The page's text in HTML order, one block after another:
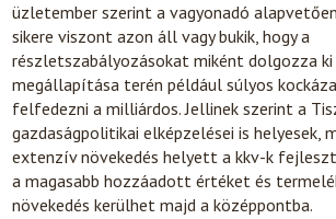
üzletember szerint a vagyonadó
sikere viszont azon áll vagy bukik, hogy a
részletszabályozásokat miként dolgozza ki
megállapítása terén például súlyos
felfedezni a milliárdos. Jellinek szerint a
gazdaságpolitikai elképzelései is helyesek,
extenzív növekedés helyett a kkv-k
a magasabb hozzáadott értéket és
növekedés kerülhet majd a középpontba.